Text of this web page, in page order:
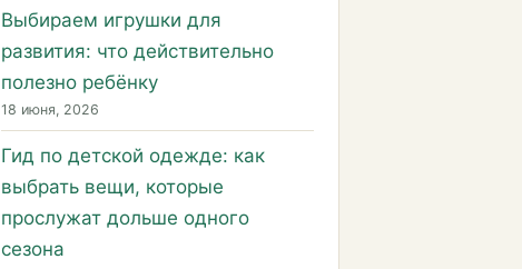
Выбираем игрушки для
развития: что действительно
полезно ребёнку
18 июня, 2026
Гид по детской одежде: как
выбрать вещи, которые
прослужат дольше одного
сезона